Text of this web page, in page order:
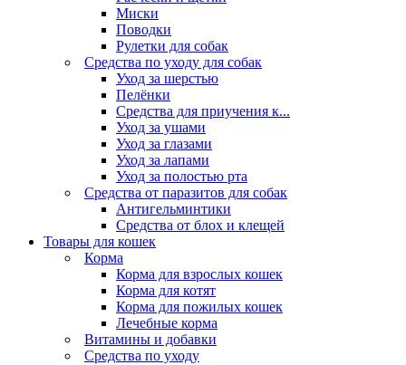
Миски
Поводки
Рулетки для собак
Средства по уходу для собак
Уход за шерстью
Пелёнки
Средства для приучения к...
Уход за ушами
Уход за глазами
Уход за лапами
Уход за полостью рта
Средства от паразитов для собак
Антигельминтики
Средства от блох и клещей
Товары для кошек
Корма
Корма для взрослых кошек
Корма для котят
Корма для пожилых кошек
Лечебные корма
Витамины и добавки
Средства по уходу